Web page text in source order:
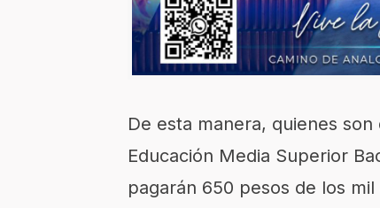
De esta manera, quienes
Educación Media Superior
pagarán 650 pesos de los